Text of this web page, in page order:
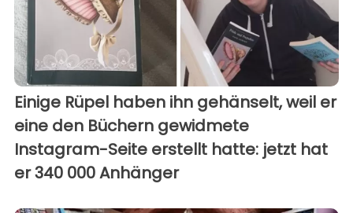
Einige Rüpel haben ihn gehänselt, weil er
eine den Büchern gewidmete
Instagram-Seite erstellt hatte: jetzt hat
er 340 000 Anhänger